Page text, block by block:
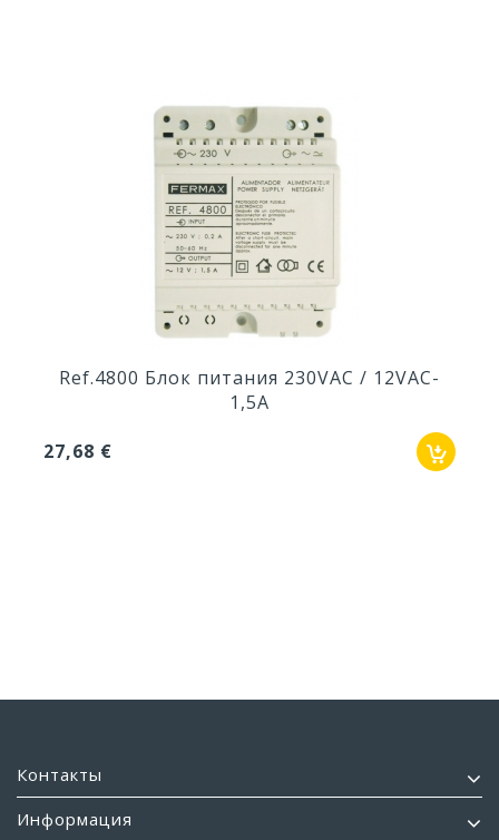
Ref.4800 Блок питания 230VAC / 12VAC-
1,5A
27,68 €
Контакты
Информация